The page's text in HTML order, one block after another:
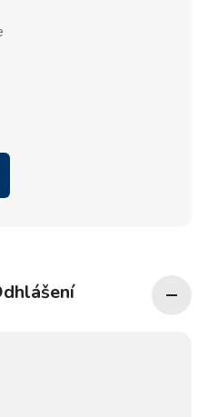
na Jadranu s
– Kvalita pro
Yachtcharter je
recepce maríny;
snadno k nalezení.